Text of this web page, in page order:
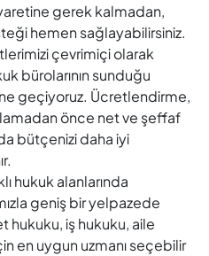
gerek kalmadan,
hemen sağlayabilirsiniz.
çevrimiçi olarak
bürolarının sunduğu
geçiyoruz. Ücretlendirme,
önce net ve şeffaf
bütçenizi daha iyi
hukuk alanlarında
geniş bir yelpazede
hukuku, iş hukuku, aile
en uygun uzmanı seçebilir